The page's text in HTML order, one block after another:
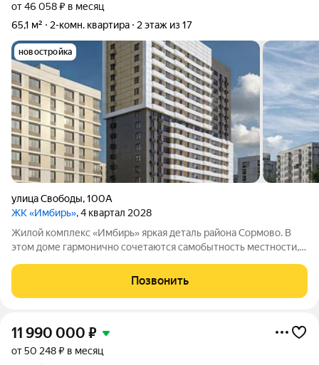
от 46 058 ₽ в месяц
65,1 м²
2-комн. квартира 2 этаж из 17
новостройка
улица Свободы,100А
ЖК «Имбирь», 4 квартал 2028
Жилой комплекс «Имбирь» яркая деталь района Сормово. В
этом доме гармонично сочетаются самобытность местности,
комфорта. Всё необходимое находится в шаговой
доступности: транспортные маршруты,
Позвонить
11 990 000 ₽
от 50 248 ₽ в месяц